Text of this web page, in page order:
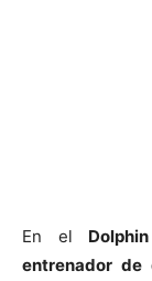
En el
entrenador